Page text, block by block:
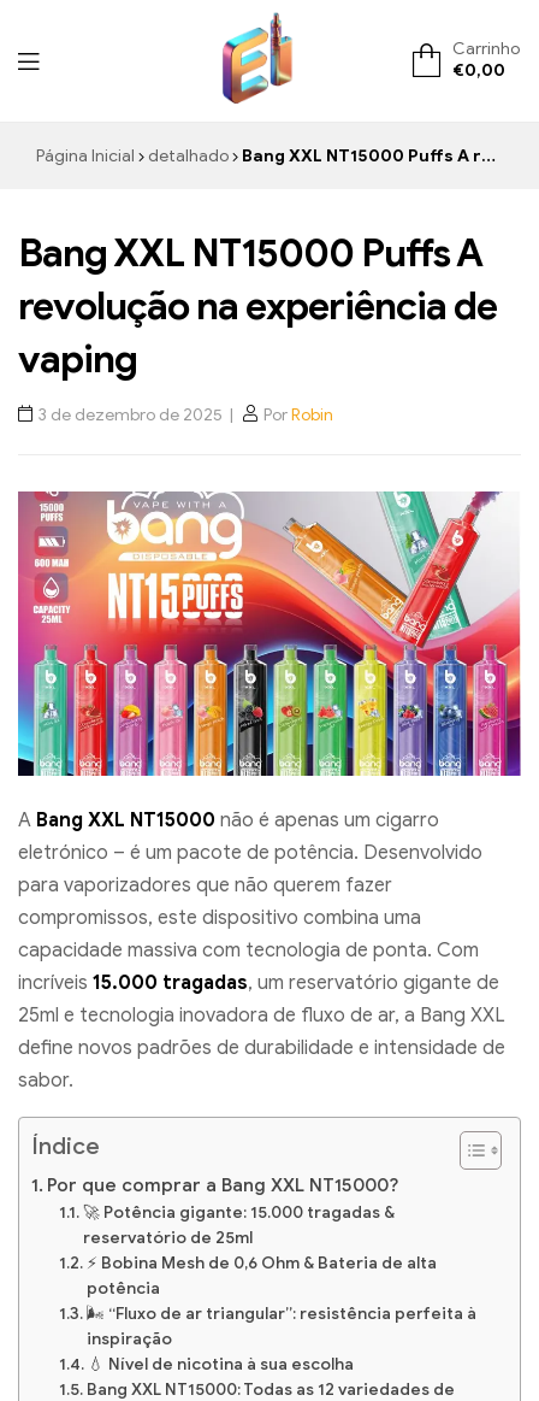
ElementVape.de
Carrinho
€0,00
Página Inicial detalhado Bang XXL NT15000 Puffs A revolução na experiência de vaping
Bang XXL NT15000 Puffs A
revolução na experiência de
vaping
3 de dezembro de 2025 PorRobin
A Bang XXL NT15000 não é apenas um cigarro
eletrónico – é um pacote de potência. Desenvolvido
para vaporizadores que não querem fazer
compromissos, este dispositivo combina uma
capacidade massiva com tecnologia de ponta. Com
incríveis 15.000 tragadas, um reservatório gigante de
25ml e tecnologia inovadora de fluxo de ar, a Bang XXL
define novos padrões de durabilidade e intensidade de
sabor.
Índice
Por que comprar a Bang XXL NT15000?
🚀 Potência gigante: 15.000 tragadas &
reservatório de 25ml
⚡ Bobina Mesh de 0,6 Ohm & Bateria de alta
potência
🌬️ “Fluxo de ar triangular”: resistência perfeita à
inspiração
💧 Nível de nicotina à sua escolha
Bang XXL NT15000: Todas as 12 variedades de